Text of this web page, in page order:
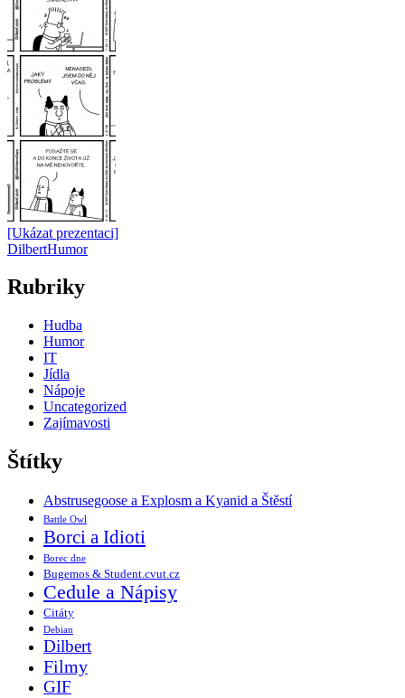
[Ukázat prezentaci]
DilbertHumor
Rubriky
Hudba
Humor
IT
Jídla
Nápoje
Uncategorized
Zajímavosti
Štítky
Abstrusegoose a Explosm a Kyanid a Štěstí
Battle Owl
Borci a Idioti
Borec dne
Bugemos & Student.cvut.cz
Cedule a Nápisy
Citáty
Debian
Dilbert
Filmy
GIF